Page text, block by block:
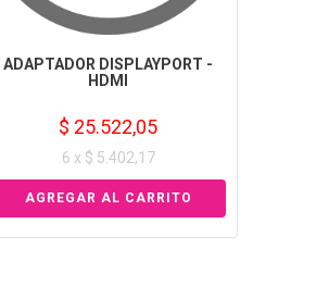
ADAPTADOR DISPLAYPORT -
HDMI
$ 25.522,05
6 x $ 5.402,17